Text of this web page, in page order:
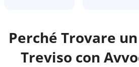
Perché Trovare
Treviso con